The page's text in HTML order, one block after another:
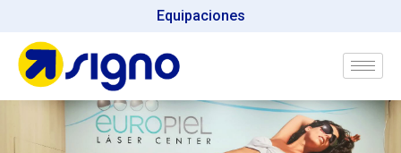
Equipaciones